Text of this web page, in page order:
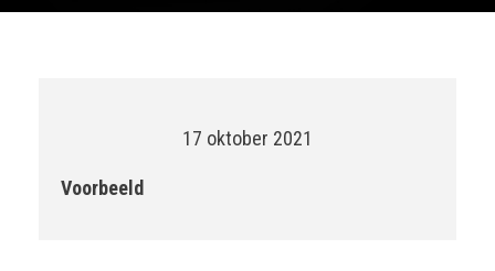
17 oktober 2021
Voorbeeld